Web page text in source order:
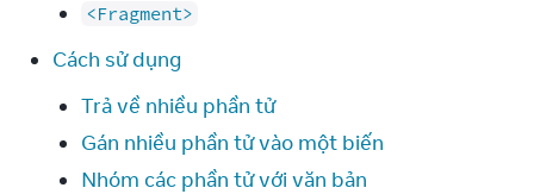
<Fragment>
Cách sử dụng
Trả về nhiều phần tử
Gán nhiều phần tử vào một biến
Nhóm các phần tử với văn bản